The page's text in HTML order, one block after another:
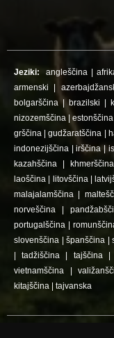
Jeziki: angleščina
armenski
bolgarščina| brazilski
nizozemščina |estonščina
grščina |gudžaratščina
indonezijščina |irščina
kazahščina
khmerščina
laoščina
litovščina|
malajalamščina
norveščina |
portugalščina |
slovenščina
španščina
|tadžiščina tajščina|
vietnamščina |
kitajščina
tajvanska